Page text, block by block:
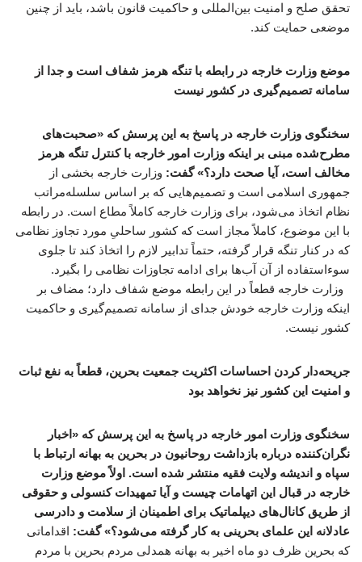
تحقق صلح و امنیت بین‌المللی و حاکمیت قانون باشد، باید از چنین
موضعی حمایت کند.
موضع وزارت خارجه در رابطه با تنگه هرمز شفاف است و جدا از
سامانه تصمیم‌گیری در کشور نیست
سخنگوی وزارت خارجه در پاسخ به این پرسش که «صحبت‌های
مطرح‌شده مبنی بر اینکه وزارت امور خارجه با کنترل تنگه هرمز
مخالف است، آیا صحت دارد؟» گفت: وزارت خارجه بخشی از
جمهوری اسلامی است و تصمیم‌هایی که بر اساس سلسله‌مراتب
نظام اتخاذ می‌شود، برای وزارت خارجه کاملاً مطاع است. در رابطه
با این موضوع، کاملاً مجاز است که کشور ساحلیِ مورد تجاوز نظامی
که در کنار تنگه قرار گرفته، حتماً تدابیر لازم را اتخاذ کند تا جلوی
سوءاستفاده از آن آب‌ها برای ادامه تجاوزات نظامی را بگیرد.
وزارت خارجه قطعاً در این رابطه موضع شفاف دارد؛ مضاف بر
اینکه وزارت خارجه خودش جدای از سامانه تصمیم‌گیری و حاکمیت
کشور نیست.
جریحه‌دار کردن احساسات اکثریت جمعیت بحرین، قطعاً به نفع ثبات
و امنیت این کشور نیز نخواهد بود
سخنگوی وزارت امور خارجه در پاسخ به این پرسش که «اخبار
نگران‌کننده‌ درباره بازداشت روحانیون در بحرین به بهانه ارتباط با
سپاه و اندیشه ولایت فقیه منتشر شده است. اولاً موضع وزارت
خارجه در قبال این اتهامات چیست و آیا تمهیدات کنسولی و حقوقی
از طریق کانال‌های دیپلماتیک برای اطمینان از سلامت و دادرسی
عادلانه این علمای بحرینی به کار گرفته می‌شود؟» گفت: اقداماتی
که بحرین ظرف دو ماه اخیر به بهانه همدلی مردم بحرین با مردم